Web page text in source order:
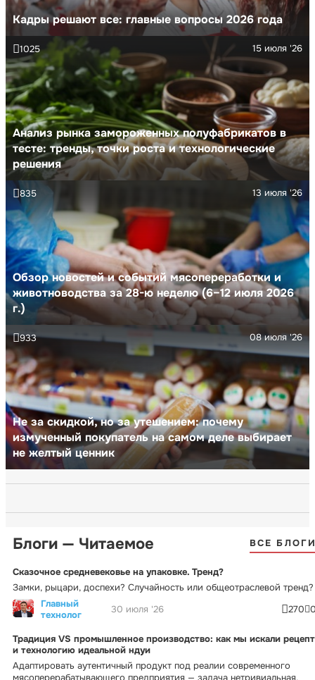
Кадры решают все: главные вопросы 2026 года
Анализ рынка замороженных полуфабрикатов в
тесте: тренды, точки роста и технологические
решения
15 июля '26
1025
Обзор новостей и событий мясопереработки и
животноводства за 28-ю неделю (6–12 июля 2026
г.)
13 июля '26
835
Не за скидкой, но за утешением: почему
измученный покупатель на самом деле выбирает
не желтый ценник
08 июля '26
933
Блоги — Читаемое ВСЕ
Сказочное средневековье на упаковке. Тренд?
Замки, рыцари, доспехи? Случайность или общеотраслевой тренд?
Главный
технолог
30 июля '26 270
Традиция VS промышленное производство: как мы искали рецепт
и технологию идеальной ндуи
Адаптировать аутентичный продукт под реалии современного
мясоперерабатывающего предприятия — задача нетривиальная.